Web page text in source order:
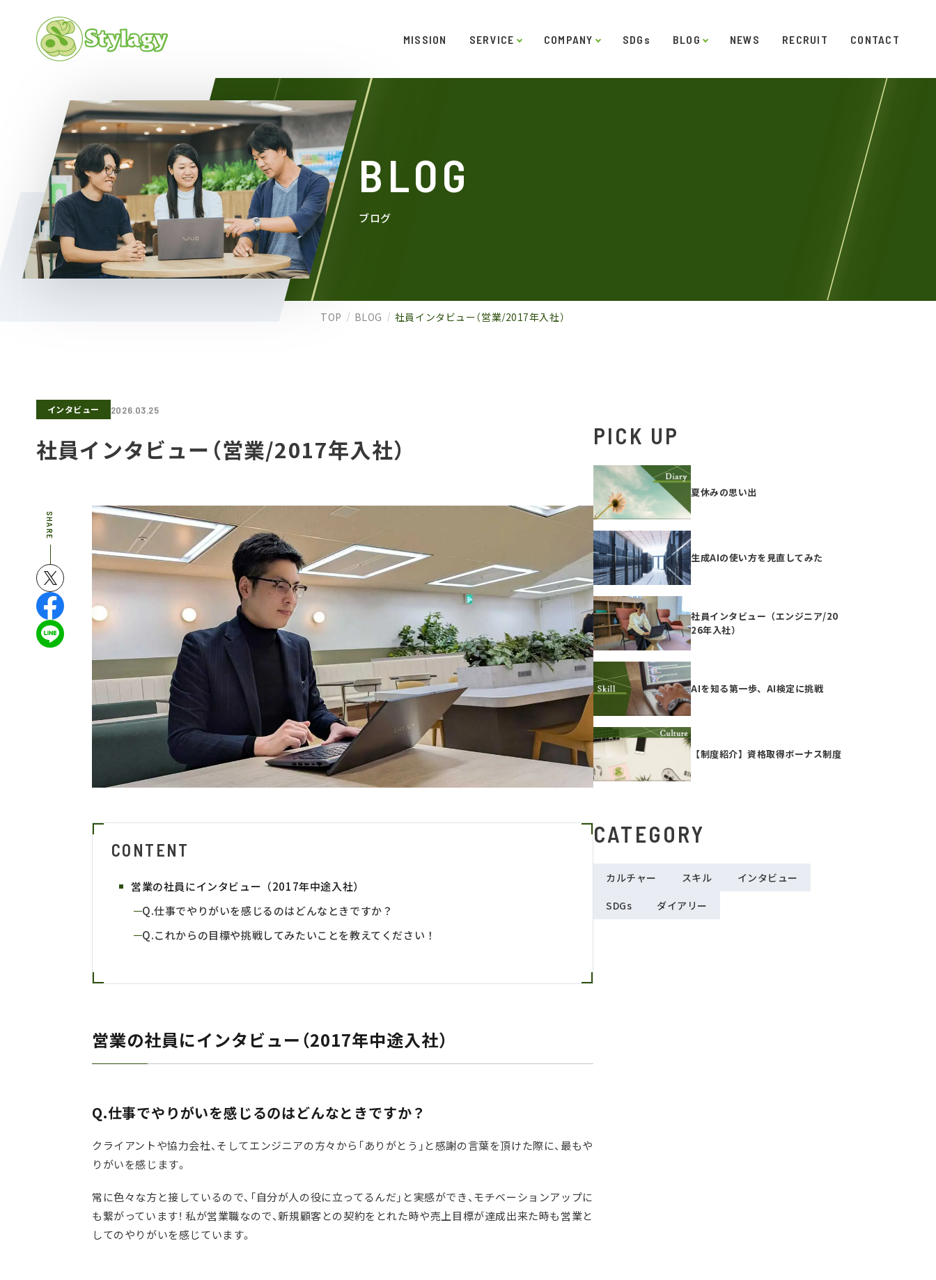
MISSION SERVICE
システムソリューション
COMPANY
会社概要 ご挨拶
SDGs BLOG
カルチャー スキル
NEWS RECRUIT CONTACT
BLOG
ブログ
TOP BLOG 社員インタビュー（営業/2017年入社）
インタビュー 2026.03.25
社員インタビュー（営業/2017年入社）
SHARE
CONTENT
営業の社員にインタビュー（2017年中途入社）
Q.仕事でやりがいを感じるのはどんなときですか？
Q.これからの目標や挑戦してみたいことを教えてください！
営業の社員にインタビュー（2017年中途入社）
Q.仕事でやりがいを感じるのはどんなときですか？
クライアントや協力会社、そしてエンジニアの方々から「ありがとう」と感謝の言葉を頂けた際に、最もや
りがいを感じます。
常に色々な方と接しているので、「自分が人の役に立ってるんだ」と実感ができ、モチベーションアップに
も繋がっています！ 私が営業職なので、新規顧客との契約をとれた時や売上目標が達成出来た時も営業と
してのやりがいを感じています。
PICK UP
夏休みの思い出
生成AIの使い方を見直してみた
社員インタビュー（エンジニア/20
26年入社）
AIを知る第一歩、AI検定に挑戦
【制度紹介】資格取得ボーナス制度
CATEGORY
カルチャー スキル
インタビュー
SDGs
ダイアリー